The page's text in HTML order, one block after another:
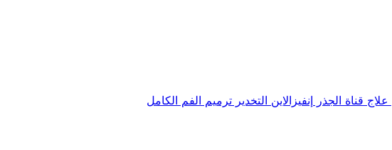
علاج قناة الجذر إنفيزالاين التخدير ترميم الفم الكامل